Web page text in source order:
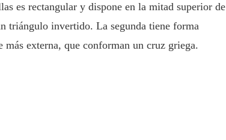
es rectangular y dispone en la mitad superior de
triángulo invertido. La segunda tiene forma
más externa, que conforman un cruz griega.